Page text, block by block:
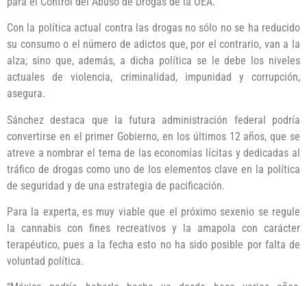
Con la política actual contra las drogas no sólo no se ha reducido
su consumo o el número de adictos que, por el contrario, van a la
alza; sino que, además, a dicha política se le debe los niveles
actuales de violencia, criminalidad, impunidad y corrupción,
asegura.
Sánchez destaca que la futura administración federal podría
convertirse en el primer Gobierno, en los últimos 12 años, que se
atreve a nombrar el tema de las economías lícitas y dedicadas al
tráfico de drogas como uno de los elementos clave en la política
de seguridad y de una estrategia de pacificación.
Para la experta, es muy viable que el próximo sexenio se regule
la cannabis con fines recreativos y la amapola con carácter
terapéutico, pues a la fecha esto no ha sido posible por falta de
voluntad política.